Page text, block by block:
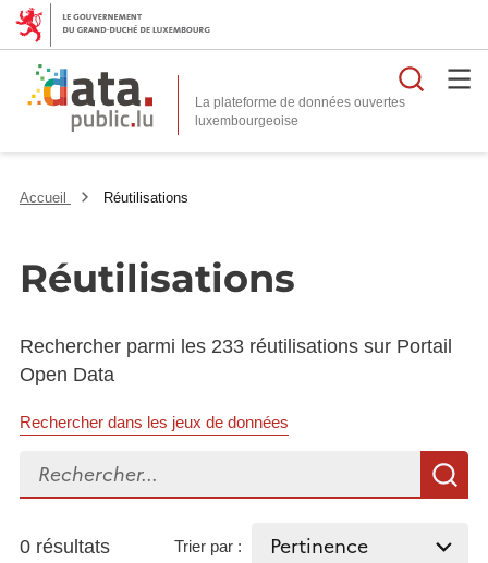
La plateforme de données ouvertes
Accueil Réutilisations
Réutilisations
Rechercher parmi les 233 réutilisations sur Portail
Open Data
Rechercher dans les jeux de données
Rechercher...
0 résultats Trier par :